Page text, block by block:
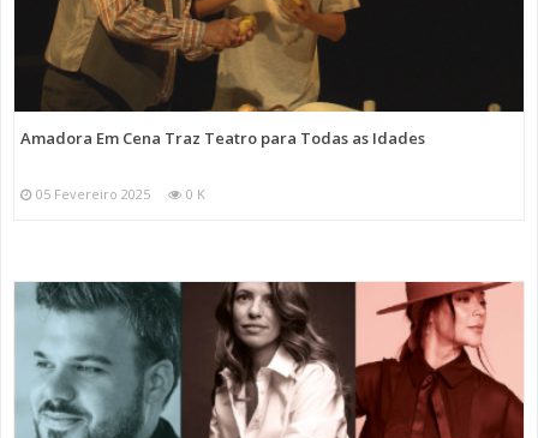
Amadora Em Cena Traz Teatro para Todas as Idades
05 Fevereiro 2025 0 K